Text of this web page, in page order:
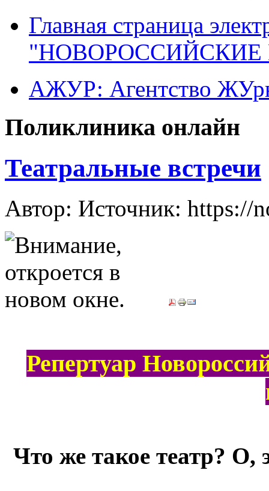
Главная страница
"НОВОРОССИЙСКИЕ
АЖУР: Агентство
Поликлиника онлайн
Театральные встречи
Автор: Источник: https://
Репертуар
Что же такое театр? О,